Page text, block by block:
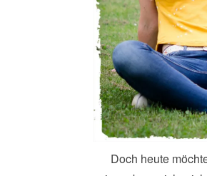
Doch heute